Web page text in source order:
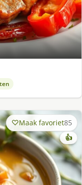
Maak favoriet85
👍